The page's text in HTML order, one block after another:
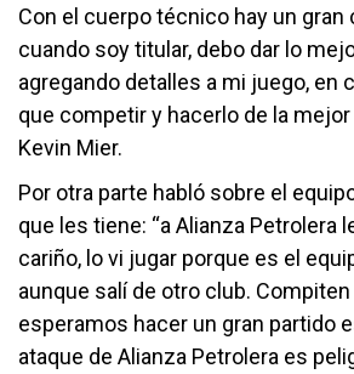
Con el cuerpo técnico hay un
cuando soy titular, debo dar lo
agregando detalles a mi juego, en
que competir y hacerlo de la mejor
Kevin Mier.
Por otra parte habló sobre el
que les tiene: “a Alianza Petrolera
cariño, lo vi jugar porque es el
aunque salí de otro club.
esperamos hacer un gran partido
ataque de Alianza Petrolera es